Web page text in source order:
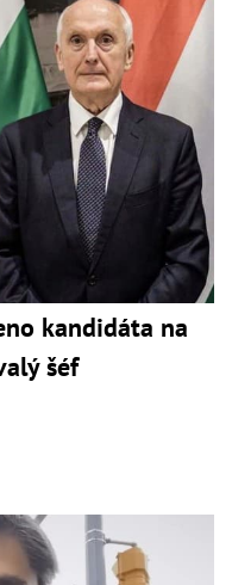
kandidáta na
šéf